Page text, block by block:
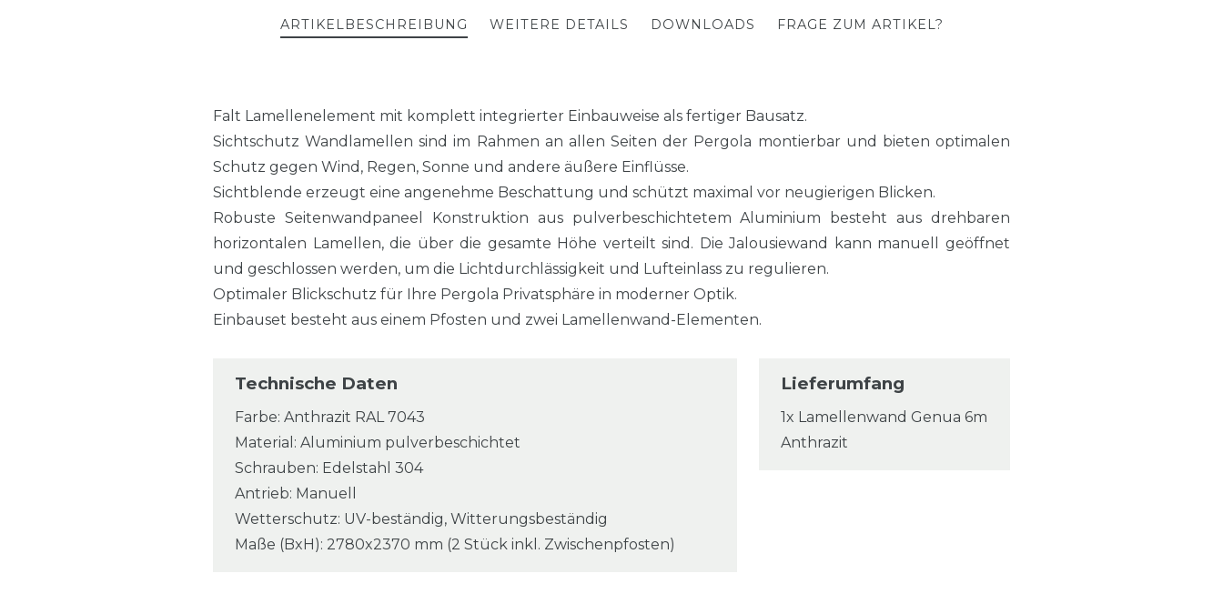
ARTIKELBESCHREIBUNG WEITERE DETAILS DOWNLOADS FRAGE ZUM ARTIKEL?
Falt Lamellenelement mit komplett integrierter Einbauweise als fertiger Bausatz.
Sichtschutz Wandlamellen sind im Rahmen an allen Seiten der Pergola montierbar und bieten optimalen
Schutz gegen Wind, Regen, Sonne und andere äußere Einflüsse.
Sichtblende erzeugt eine angenehme Beschattung und schützt maximal vor neugierigen Blicken.
Robuste Seitenwandpaneel Konstruktion aus pulverbeschichtetem Aluminium besteht aus drehbaren
horizontalen Lamellen, die über die gesamte Höhe verteilt sind. Die Jalousiewand kann manuell geöffnet
und geschlossen werden, um die Lichtdurchlässigkeit und Lufteinlass zu regulieren.
Optimaler Blickschutz für Ihre Pergola Privatsphäre in moderner Optik.
Einbauset besteht aus einem Pfosten und zwei Lamellenwand-Elementen.
Technische Daten
Farbe: Anthrazit RAL 7043
Material: Aluminium pulverbeschichtet
Schrauben: Edelstahl 304
Antrieb: Manuell
Wetterschutz: UV-beständig, Witterungsbeständig
Maße (BxH): 2780x2370 mm (2 Stück inkl. Zwischenpfosten)
Lieferumfang
1x Lamellenwand Genua 6m
Anthrazit